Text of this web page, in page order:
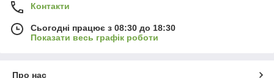
Контакти
Сьогодні працює з 08:30 до 18:30
Показати весь графік роботи
Про нас